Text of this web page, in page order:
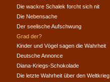
Die wackre Schalek forcht sich nit
Die Nebensache
Der seelische Aufschwung
Grad der?
Kinder und Vögel sagen die Wahrheit
Deutsche Annonce
Diana-Kriegs-Schokolade
Die letzte Wahrheit über den Weltkrieg